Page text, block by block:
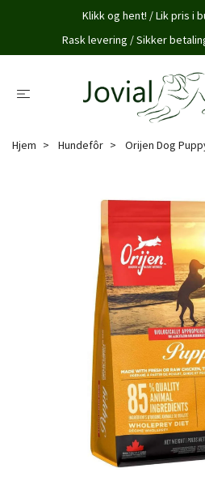
Klikk og hent! / Lik pris i
Rask levering / Sikker
Hjem Hundefôr Orijen Dog